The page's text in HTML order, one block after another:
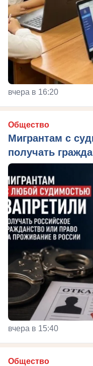
вчера в 16:20
Общество
Мигрантам с
получать
вчера в 15:40
Общество